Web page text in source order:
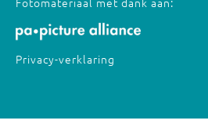
Privacy-verklaring